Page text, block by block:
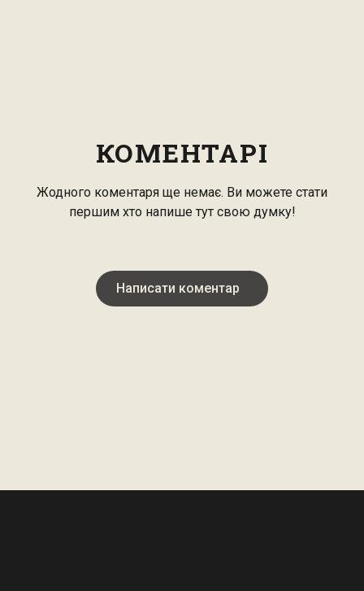
КОМЕНТАРІ
Жодного коментаря ще немає. Ви можете стати
першим хто напише тут свою думку!
Написати коментар